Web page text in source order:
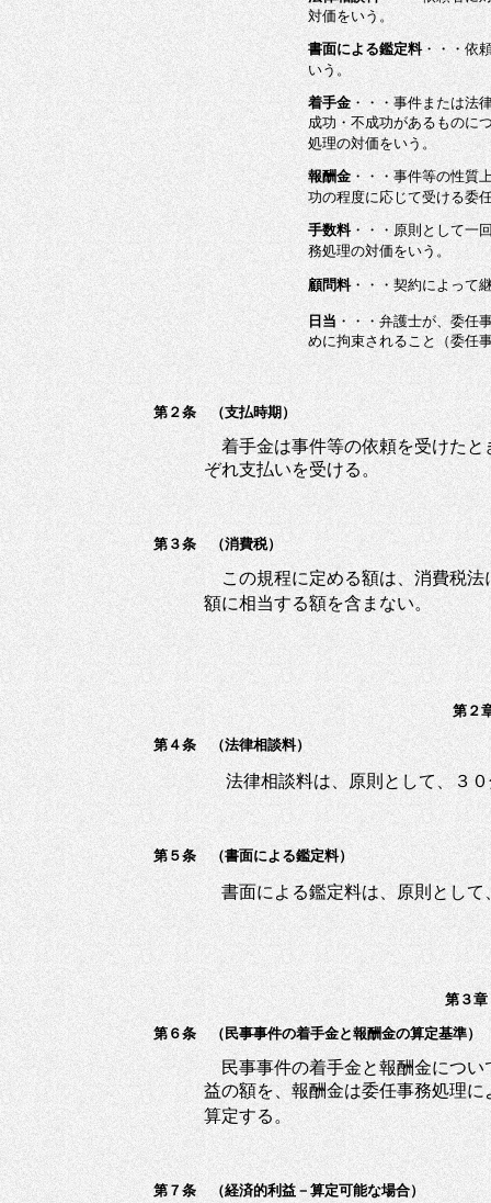
対価をいう。
書面による鑑定料・・・依
いう。
着手金 ・・・事件または法
成功・不成功があるものに
処理の対価をいう。
報酬金 ・・・事件等の性質
功の程度に応じて受ける委
手数料・・・原則として一
務処理の対価をいう。
顧問料・・・契約によって
日当 ・・・弁護士が、委任
めに拘束されること（委任
第２条 （支払時期）
着手金は事件等の依頼を受けたと
ぞれ支払いを受ける。
第３条 （消費税）
この規程に定める額は、消費税法
額に相当する額を含まない。
第２
第４条 （法律相談料）
法律相談料は、原則として、３
第５条 （書面による鑑定料）
書面による鑑定料は、原則として
第３
第６条 （民事事件の着手金と報酬金の算定基準）
民事事件の着手金と報酬金につい
益の額を、報酬金は委任事務処理
算定する。
第７条 （経済的利益－算定可能な場合）